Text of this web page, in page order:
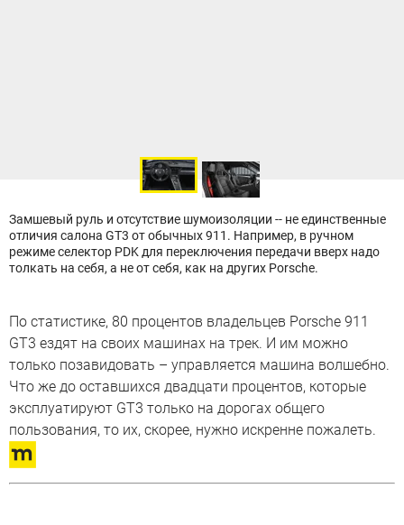
Замшевый руль и отсутствие шумоизоляции -- не единственные
отличия салона GT3 от обычных 911. Например, в ручном
режиме селектор PDK для переключения передачи вверх надо
толкать на себя, а не от себя, как на других Porsche.
По статистике, 80 процентов владельцев Porsche 911
GT3 ездят на своих машинах на трек. И им можно
только позавидовать – управляется машина волшебно.
Что же до оставшихся двадцати процентов, которые
эксплуатируют GT3 только на дорогах общего
пользования, то их, скорее, нужно искренне пожалеть.